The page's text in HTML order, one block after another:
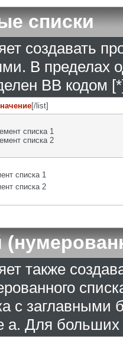
списки
создавать
В пределах
BB кодом
[/list]
списка 1
списка 2
списка 1
списка 2
также
с
а. Для